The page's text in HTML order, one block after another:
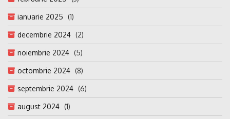
ianuarie 2025 (1)
decembrie 2024 (2)
noiembrie 2024 (5)
octombrie 2024 (8)
septembrie 2024 (6)
august 2024 (1)